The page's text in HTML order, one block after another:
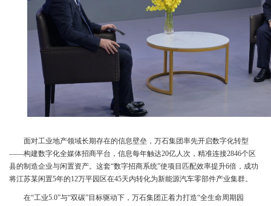
面对工业地产领域长期存在的信息壁垒，万石集团率先开启数字化转型
——构建数字化全媒体招商平台，信息每年触达20亿人次，精准连接2846个区
县的制造企业与闲置资产。这套“数字招商系统”使项目匹配效率提升6倍，成功
将江苏某闲置5年的12万平园区在45天内转化为新能源汽车零部件产业集群。
在“工业5.0”与“双碳”目标驱动下，万石集团正着力打造“全生命周期园